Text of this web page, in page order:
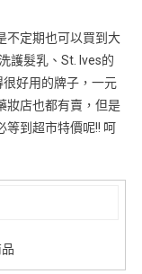
不定期也可以買到大
護髮乳、St. Ives的
好用的牌子，一元
妝店也都有賣，但是
等到超市特價呢!! 呵